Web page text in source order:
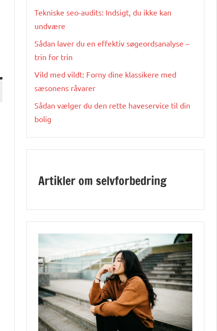
Tekniske seo-audits: Indsigt, du ikke kan
undvære
Sådan laver du en effektiv søgeordsanalyse –
trin for trin
Vild med vildt: Forny dine klassikere med
sæsonens råvarer
Sådan vælger du den rette haveservice til din
bolig
Artikler om selvforbedring